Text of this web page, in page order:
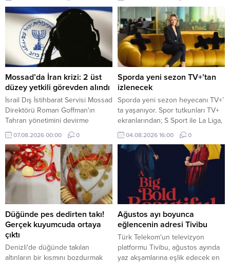
konut ve karma kullanım projeleri,
yalnızca bölgesel bir yatırım
hareketi olarak değil, Türkiye’deki
inşaat ekosistemini de etkileyen
yeni bir dalga olarak
değerlendiriliyor.
ihtimalini güçlendirmesi halinde
eylül ayındaki toplantıda faiz
artırmaya hazır olduğunu belirtti.
Mossad’da İran krizi: 2 üst
düzey yetkili görevden alındı
İsrail Dış İstihbarat Servisi Mossad
Direktörü Roman Goffman'ın
Tahran yönetimini devirme
planının başarısız olmasının
ardından İstihbarat Daire Başkanı
ile İran Masası Şefi'ni görevden
aldığı iddia edildi.
07.08.2026 00:00 0
Sporda yeni sezon TV+’tan
izlenecek
Sporda yeni sezon heyecanı TV+’
ta yaşanıyor. Spor tutkunları TV+
ekranlarından; S Sport ile La Liga,
Serie A, NBA, EuroLeague, UFC
ve MotoGP, tabii Spor ile seçili
Şampiyonlar Ligi ve FA Cup
karşılaşmaları, Eurosport ile de
tenis ve bisiklet yayınları gibi
dünyanın önde gelen spor
müsabakalarını takip edebiliyor.
04.08.2026 16:00 0
Düğünde pes dedirten takı!
Gerçek kuyumcuda ortaya
çıktı
Denizli'de düğünde takılan
altınların bir kısmını bozdurmak
Ağustos ayı boyunca
eğlencenin adresi Tivibu
Türk Telekom'un televizyon
platformu Tivibu, ağustos ayında
yaz akşamlarına eşlik edecek en